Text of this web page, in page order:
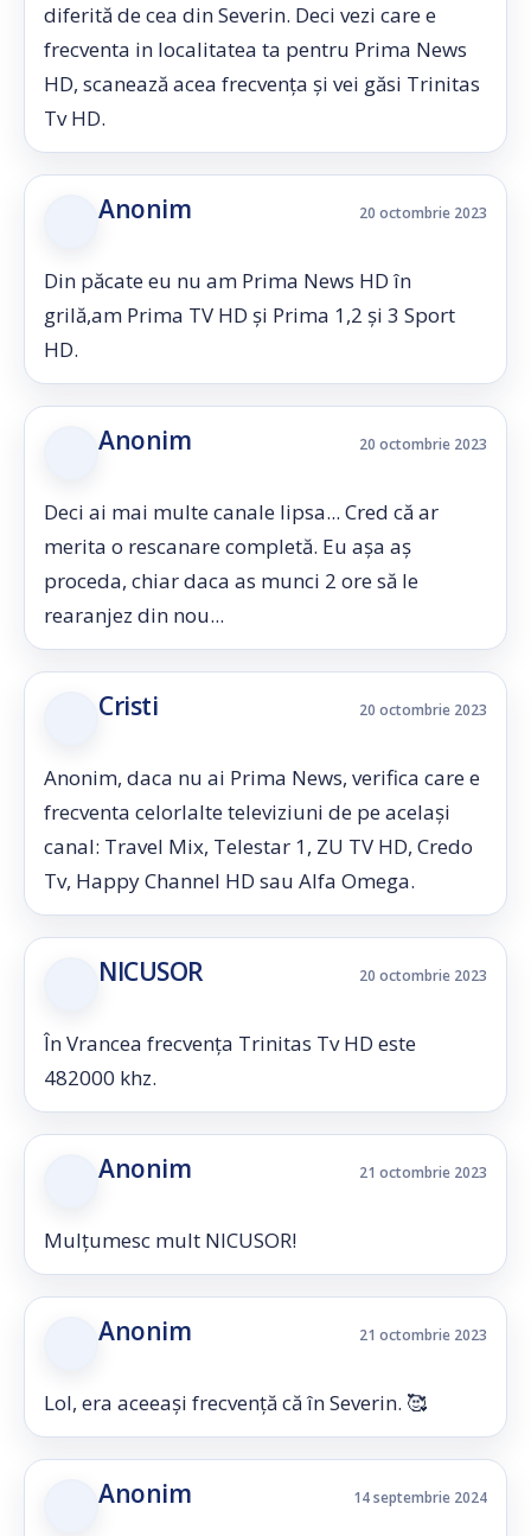
diferită de cea din Severin. Deci vezi care e
frecventa in localitatea ta pentru Prima News
HD, scanează acea frecvența și vei găsi Trinitas
Tv HD.
Anonim 20 octombrie 2023
Din păcate eu nu am Prima News HD în
grilă,am Prima TV HD și Prima 1,2 și 3 Sport
HD.
Anonim 20 octombrie 2023
Deci ai mai multe canale lipsa... Cred că ar
merita o rescanare completă. Eu așa aș
proceda, chiar daca as munci 2 ore să le
rearanjez din nou...
Cristi 20 octombrie 2023
Anonim, daca nu ai Prima News, verifica care e
frecventa celorlalte televiziuni de pe același
canal: Travel Mix, Telestar 1, ZU TV HD, Credo
Tv, Happy Channel HD sau Alfa Omega.
NICUSOR 20 octombrie 2023
În Vrancea frecvența Trinitas Tv HD este
482000 khz.
Anonim 21 octombrie 2023
Mulțumesc mult NICUSOR!
Anonim 21 octombrie 2023
Lol, era aceeași frecvență că în Severin. 🥰
Anonim 14 septembrie 2024